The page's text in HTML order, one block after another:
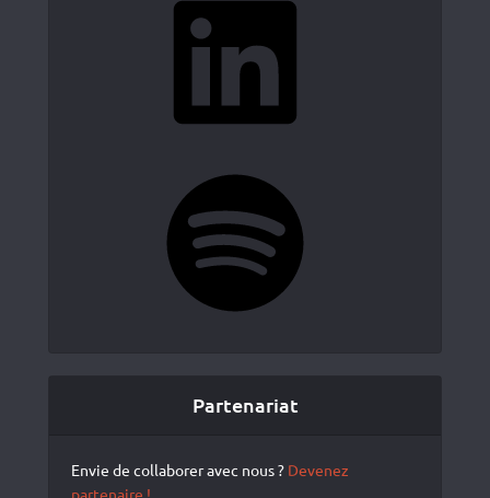
Partenariat
Envie de collaborer avec nous ? Devenez
partenaire !